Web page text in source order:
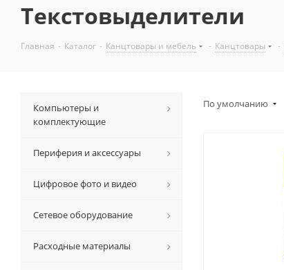
Текстовыделители
Главная - Каталог - Канцтовары и мебель - Канцтовары -
По умолчанию
Компьютеры и
комплектующие
Периферия и аксессуары
Цифровое фото и видео
Сетевое оборудование
Расходные материалы